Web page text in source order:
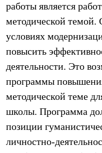
работы является
методической темой.
условиях
повысить
деятельности. Это
программы
методической теме
школы. Программа
позиции
личностно-